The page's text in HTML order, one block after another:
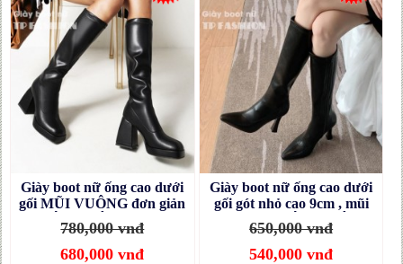
Giày boot nữ ống cao dưới
gối MŨI VUÔNG đơn giản
KHÔNG DÂY KÉO gót
vuông hình CONG độc đáo
GCC11A
780,000 vnđ
680,000 vnđ
Giày boot nữ ống cao dưới
gối gót nhỏ cao 9cm , mũi
vuông nhỏ ÔM CHÂN
GCC12001
650,000 vnđ
540,000 vnđ